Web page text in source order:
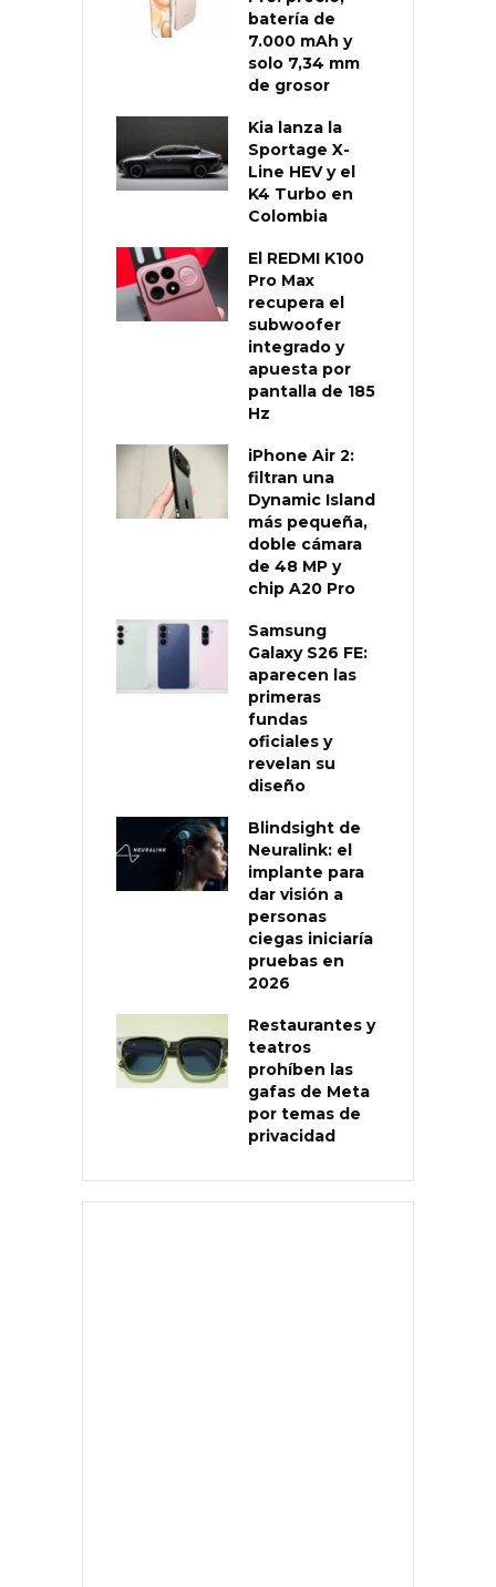
batería de
7.000 mAh y
solo 7,34 mm
de grosor
Kia lanza la
Sportage X-
Line HEV y el
K4 Turbo en
Colombia
El REDMI K100
Pro Max
recupera el
subwoofer
integrado y
apuesta por
pantalla de 185
Hz
iPhone Air 2:
filtran una
Dynamic Island
más pequeña,
doble cámara
de 48 MP y
chip A20 Pro
Samsung
Galaxy S26 FE:
aparecen las
primeras
fundas
oficiales y
revelan su
diseño
Blindsight de
Neuralink: el
implante para
dar visión a
personas
ciegas iniciaría
pruebas en
2026
Restaurantes y
teatros
prohíben las
gafas de Meta
por temas de
privacidad